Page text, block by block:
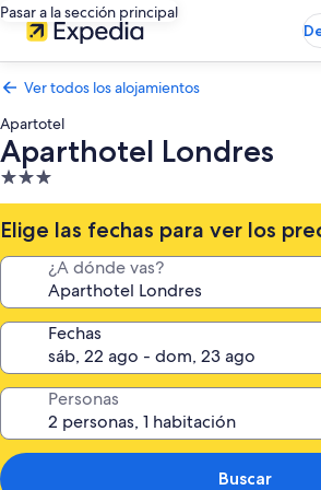
Pasar a la sección principal
Ver todos los alojamientos
Apartotel
Aparthotel Londres
Alojamiento
de
3.0 estrellas
Elige las fechas para ver los
¿A dónde vas?
Fechas
Personas
Buscar